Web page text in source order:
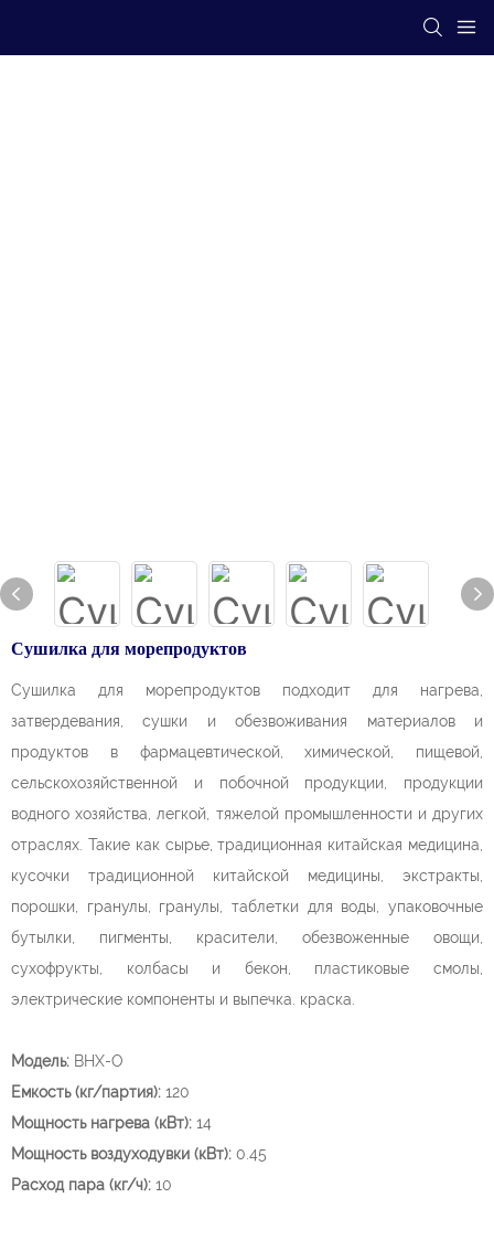
Сушилка для морепродуктов
Сушилка для морепродуктов подходит для нагрева,
затвердевания, сушки и обезвоживания материалов и
продуктов в фармацевтической, химической, пищевой,
сельскохозяйственной и побочной продукции, продукции
водного хозяйства, легкой, тяжелой промышленности и других
отраслях. Такие как сырье, традиционная китайская медицина,
кусочки традиционной китайской медицины, экстракты,
порошки, гранулы, гранулы, таблетки для воды, упаковочные
бутылки, пигменты, красители, обезвоженные овощи,
сухофрукты, колбасы и бекон, пластиковые смолы,
электрические компоненты и выпечка. краска.
Модель: BHX-O
Емкость (кг/партия): 120
Мощность нагрева (кВт): 14
Мощность воздуходувки (кВт): 0.45
Расход пара (кг/ч): 10